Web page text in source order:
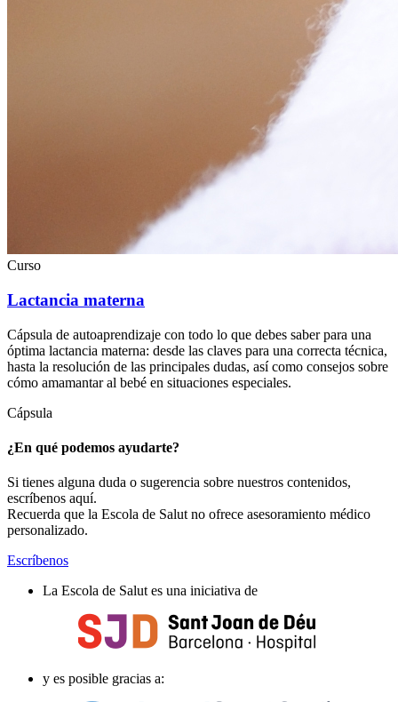
Curso
Lactancia materna
Cápsula de autoaprendizaje con todo lo que debes saber para una
óptima lactancia materna: desde las claves para una correcta técnica,
hasta la resolución de las principales dudas, así como consejos sobre
cómo amamantar al bebé en situaciones especiales.
Cápsula
¿En qué podemos ayudarte?
Si tienes alguna duda o sugerencia sobre nuestros contenidos,
escríbenos aquí.
Recuerda que la Escola de Salut no ofrece asesoramiento médico
personalizado.
Escríbenos
La Escola de Salut es una iniciativa de
y es posible gracias a: